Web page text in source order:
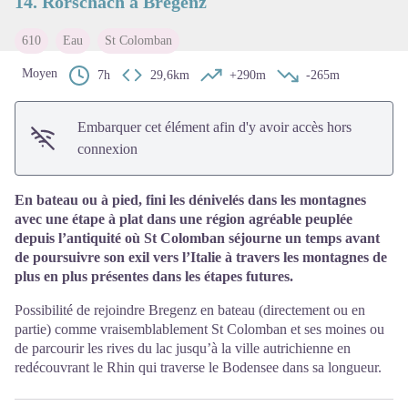
610 Eau St Colomban
Moyen 7h 29,6km +290m -265m
Embarquer cet élément afin d'y avoir accès hors
connexion
En bateau ou à pied, fini les dénivelés dans les montagnes
avec une étape à plat dans une région agréable peuplée
depuis l’antiquité où St Colomban séjourne un temps avant
de poursuivre son exil vers l’Italie à travers les montagnes de
plus en plus présentes dans les étapes futures.
Possibilité de rejoindre Bregenz en bateau (directement ou en
partie) comme vraisemblablement St Colomban et ses moines ou
de parcourir les rives du lac jusqu’à la ville autrichienne en
redécouvrant le Rhin qui traverse le Bodensee dans sa longueur.